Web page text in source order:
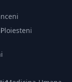
·Ploiesteni·